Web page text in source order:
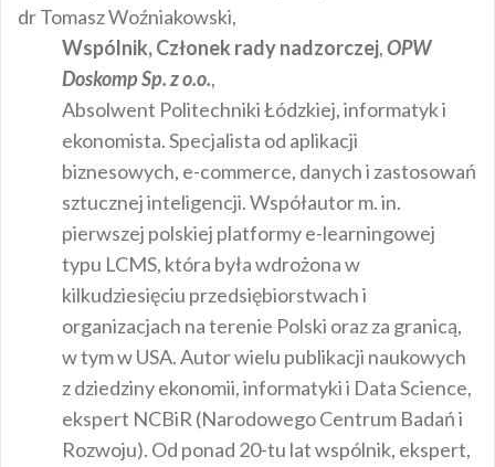
dr Tomasz Woźniakowski,
Wspólnik, Członek rady nadzorczej,OPW
Doskomp Sp. z o.o.,
Absolwent Politechniki Łódzkiej, informatyk i
ekonomista. Specjalista od aplikacji
biznesowych, e-commerce, danych i zastosowań
sztucznej inteligencji. Współautor m. in.
pierwszej polskiej platformy e-learningowej
typu LCMS, która była wdrożona w
kilkudziesięciu przedsiębiorstwach i
organizacjach na terenie Polski oraz za granicą,
w tym w USA. Autor wielu publikacji naukowych
z dziedziny ekonomii, informatyki i Data Science,
ekspert NCBiR (Narodowego Centrum Badań i
Rozwoju). Od ponad 20-tu lat wspólnik, ekspert,